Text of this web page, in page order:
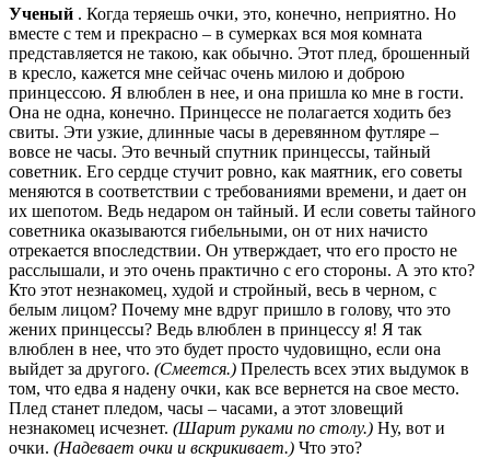
Ученый . Когда теряешь очки, это, конечно, неприятно. Но
вместе с тем и прекрасно – в сумерках вся моя комната
представляется не такою, как обычно. Этот плед, брошенный
в кресло, кажется мне сейчас очень милою и доброю
принцессою. Я влюблен в нее, и она пришла ко мне в гости.
Она не одна, конечно. Принцессе не полагается ходить без
свиты. Эти узкие, длинные часы в деревянном футляре –
вовсе не часы. Это вечный спутник принцессы, тайный
советник. Его сердце стучит ровно, как маятник, его советы
меняются в соответствии с требованиями времени, и дает он
их шепотом. Ведь недаром он тайный. И если советы тайного
советника оказываются гибельными, он от них начисто
отрекается впоследствии. Он утверждает, что его просто не
расслышали, и это очень практично с его стороны. А это кто?
Кто этот незнакомец, худой и стройный, весь в черном, с
белым лицом? Почему мне вдруг пришло в голову, что это
жених принцессы? Ведь влюблен в принцессу я! Я так
влюблен в нее, что это будет просто чудовищно, если она
выйдет за другого. (Смеется.) Прелесть всех этих выдумок в
том, что едва я надену очки, как все вернется на свое место.
Плед станет пледом, часы – часами, а этот зловещий
незнакомец исчезнет. (Шарит руками по столу.) Ну, вот и
очки. (Надевает очки и вскрикивает.) Что это?